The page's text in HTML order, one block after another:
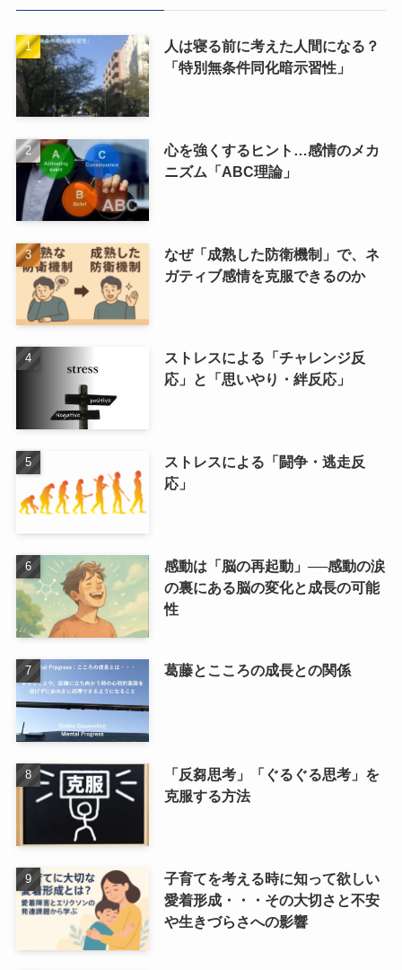
人は寝る前に考えた人間になる？
「特別無条件同化暗示習性」
心を強くするヒント…感情のメカ
ニズム「ABC理論」
なぜ「成熟した防衛機制」で、ネ
ガティブ感情を克服できるのか
ストレスによる「チャレンジ反
応」と「思いやり・絆反応」
ストレスによる「闘争・逃走反
応」
感動は「脳の再起動」──感動の涙
の裏にある脳の変化と成長の可能
性
葛藤とこころの成長との関係
「反芻思考」「ぐるぐる思考」を
克服する方法
子育てを考える時に知って欲しい
愛着形成・・・その大切さと不安
や生きづらさへの影響